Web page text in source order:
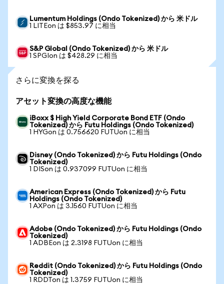
Lumentum Holdings (Ondo Tokenized) から 米ドル
1 LITEon は $853.97 に相当
S&P Global (Ondo Tokenized) から 米ドル
1 SPGIon は $428.29 に相当
さらに変換を探る
アセット変換の高度な機能
iBoxx $ High Yield Corporate Bond ETF (Ondo
Tokenized) から Futu Holdings (Ondo Tokenized)
1 HYGon は 0.756620 FUTUon に相当
Disney (Ondo Tokenized) から Futu Holdings (Ondo
Tokenized)
1 DISon は 0.937099 FUTUon に相当
American Express (Ondo Tokenized) から Futu
Holdings (Ondo Tokenized)
1 AXPon は 3.1560 FUTUon に相当
Adobe (Ondo Tokenized) から Futu Holdings (Ondo
Tokenized)
1 ADBEon は 2.3198 FUTUon に相当
Reddit (Ondo Tokenized) から Futu Holdings (Ondo
Tokenized)
1 RDDTon は 1.3759 FUTUon に相当